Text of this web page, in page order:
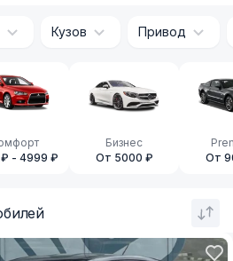
Кузов Привод
- 4999 ₽
Бизнес
От 5000 ₽
От